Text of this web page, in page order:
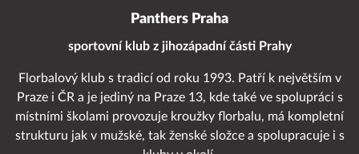
Panthers Praha
sportovní klub z jihozápadní části Prahy
Florbalový klub s tradicí od roku 1993. Patří k největším v
Praze i ČR a je jediný na Praze 13, kde také ve spolupráci s
místními školami provozuje kroužky florbalu, má kompletní
strukturu jak v mužské, tak ženské složce a spolupracuje i s